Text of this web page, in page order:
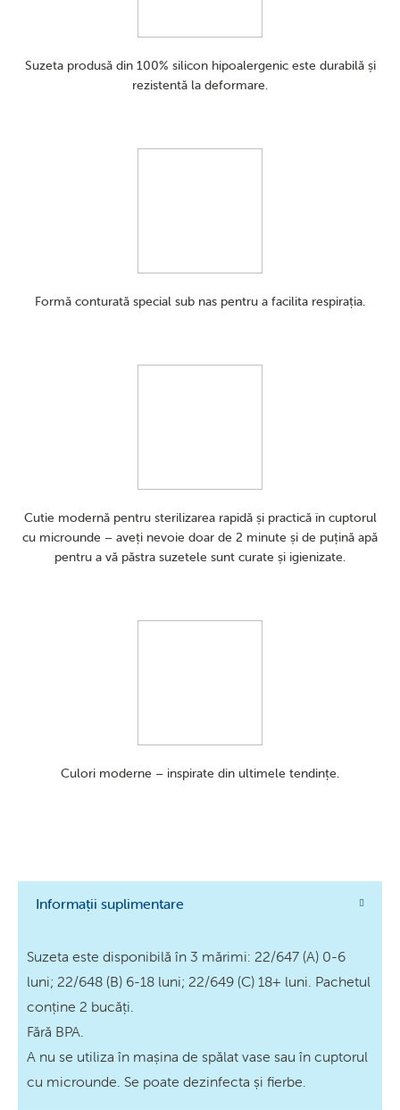
Suzeta produsă din 100% silicon hipoalergenic este durabilă și
rezistentă la deformare.
Formă conturată special sub nas pentru a facilita respirația.
Cutie modernă pentru sterilizarea rapidă și practică în cuptorul
cu microunde – aveți nevoie doar de 2 minute și de puțină apă
pentru a vă păstra suzetele sunt curate și igienizate.
Culori moderne – inspirate din ultimele tendințe.
Informații suplimentare
Suzeta este disponibilă în 3 mărimi: 22/647 (A) 0-6
luni; 22/648 (B) 6-18 luni; 22/649 (C) 18+ luni. Pachetul
conține 2 bucăți.
Fără BPA.
A nu se utiliza în mașina de spălat vase sau în cuptorul
cu microunde. Se poate dezinfecta și fierbe.